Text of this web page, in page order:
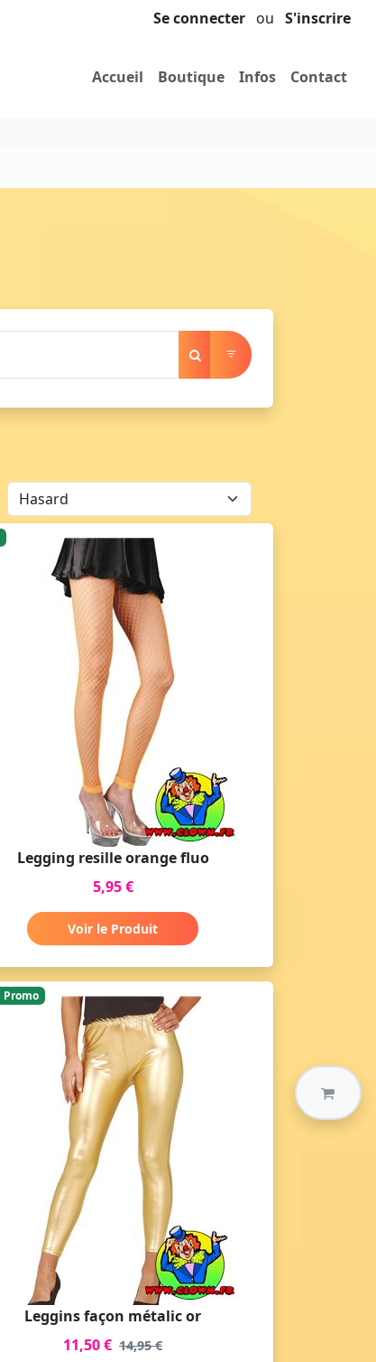
Se connecter ou S'inscrire
Accueil Boutique Infos Contact
Legging resille orange fluo
5,95 €
Voir le Produit
Promo
Leggins façon métalic or
11,50 € 14,95 €